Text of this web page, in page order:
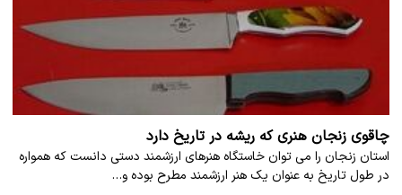
چاقوی زنجان هنری که ریشه در تاریخ دارد
استان زنجان را می توان خاستگاه هنرهای ارزشمند دستی دانست که همواره
در طول تاریخ به عنوان یک هنر ارزشمند مطرح بوده و…